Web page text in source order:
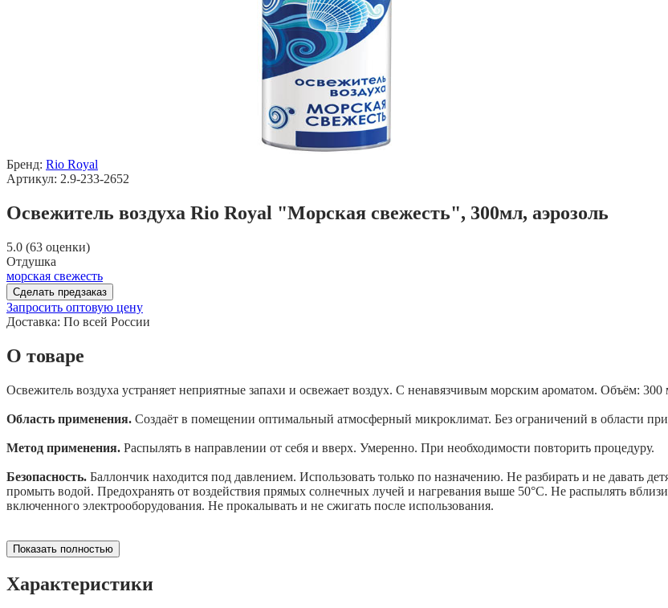
Бренд: Rio Royal
Артикул: 2.9-233-2652
Освежитель воздуха Rio Royal "Морская свежесть", 300мл, аэрозоль
5.0 (63 оценки)
Отдушка
морская свежесть
Сделать предзаказ
Запросить оптовую цену
Доставка: По всей России
О товаре
Освежитель воздуха устраняет неприятные запахи и освежает воздух. С ненавязчивым морским ароматом. Объём: 300
Область применения. Создаёт в помещении оптимальный атмосферный микроклимат. Без ограничений в области
Метод применения. Распылять в направлении от себя и вверх. Умеренно. При необходимости повторить процедуру.
Безопасность. Баллончик находится под давлением. Использовать только по назначению. Не разбирать и не давать
промыть водой. Предохранять от воздействия прямых солнечных лучей и нагревания выше 50°С. Не распылять
включенного электрооборудования. Не прокалывать и не сжигать после использования.
Показать полностью
Характеристики